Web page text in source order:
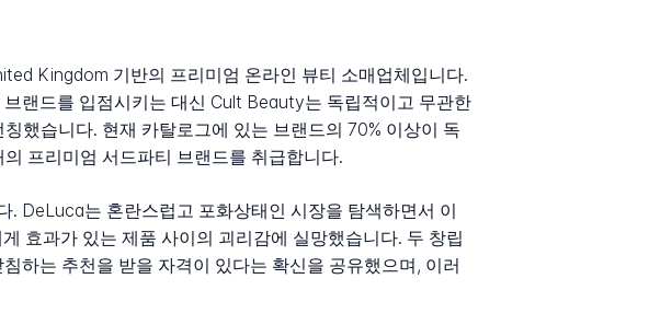
Kingdom 기반의 프리미엄 온라인 뷰티 소매업체입니다.
랜드를 입점시키는 대신 Cult Beauty는 독립적이고 무관한
했습니다. 현재 카탈로그에 있는 브랜드의 70% 이상이 독
프리미엄 서드파티 브랜드를 취급합니다.
DeLuca는 혼란스럽고 포화상태인 시장을 탐색하면서 이
효과가 있는 제품 사이의 괴리감에 실망했습니다. 두 창립
하는 추천을 받을 자격이 있다는 확신을 공유했으며, 이러